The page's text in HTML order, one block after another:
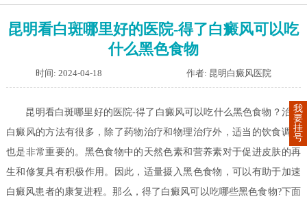
昆明看白斑哪里好的医院-得了白癜风可以吃
什么黑色食物
时间: 2024-04-18 作者: 昆明白癜风医院
昆明看白斑哪里好的医院-得了白癜风可以吃什么黑色食物？治疗
白癜风的方法有很多，除了药物治疗和物理治疗外，适当的饮食调整
也是非常重要的。黑色食物中的天然色素和营养素对于促进皮肤的再
生和修复具有积极作用。因此，适量摄入黑色食物，可以有助于加速
白癜风患者的康复进程。那么，得了白癜风可以吃哪些黑色食物?下面
我
要
挂
号